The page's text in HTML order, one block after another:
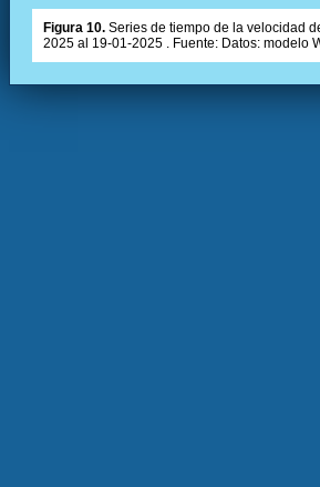
Figura 10. Series de tiempo de la velocidad
2025 al 19-01-2025 . Fuente: Datos: modelo